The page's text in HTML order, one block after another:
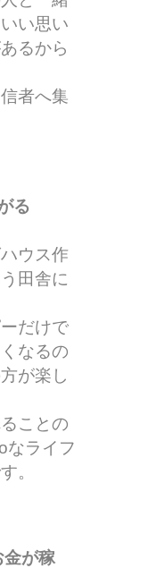
い思い
るから
者へ集
る
ウス作
田舎に
だけで
なるの
が楽し
ことの
なライフ
。
金が稼